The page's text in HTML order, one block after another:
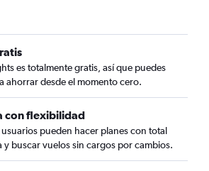
es totalmente gratis, así que puedes
ahorrar desde el momento cero.
con flexibilidad
pueden hacer planes con total
y buscar vuelos sin cargos por cambios.